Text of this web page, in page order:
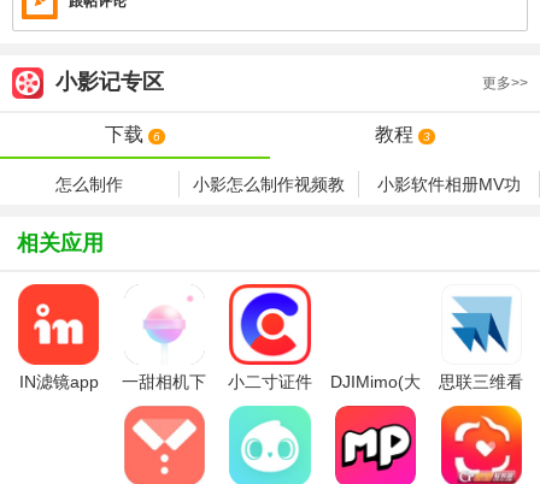
小影记专区 更多>>
下载 6 教程 3
怎么制作
小影怎么制作视频教
小影软件相册MV功
相关应用
IN滤镜app
一甜相机下
载安装最新
版2026
小二寸证件
照制作
DJIMimo(大
疆无人机相
机app)
思联三维看
图app最新
版